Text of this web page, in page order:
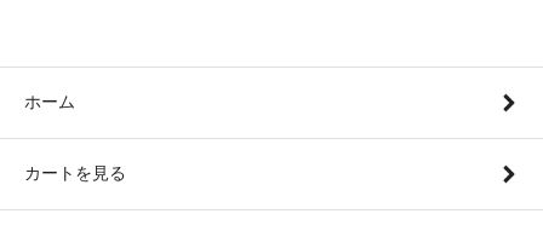
ホーム
カートを見る